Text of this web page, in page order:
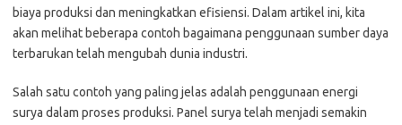
biaya produksi dan meningkatkan efisiensi. Dalam artikel ini, kita
akan melihat beberapa contoh bagaimana penggunaan sumber daya
terbarukan telah mengubah dunia industri.
Salah satu contoh yang paling jelas adalah penggunaan energi
surya dalam proses produksi. Panel surya telah menjadi semakin